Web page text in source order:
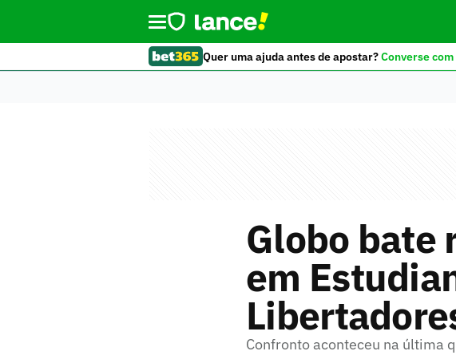
Quer uma ajuda antes de apostar?Converse
Globo bate
em
Confronto aconteceu na última